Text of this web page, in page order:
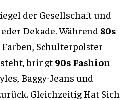
der Gesellschaft und
Dekade. Während 80s
Schulterpolster
bringt 90s Fashion
Baggy-Jeans und
Gleichzeitig Hat Sich